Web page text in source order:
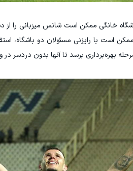
خانگی ممکن است شانس میزبانی را
است با رایزنی مسئولان دو باشگاه،
بهره‌برداری برسد تا آنها بدون دردسر در